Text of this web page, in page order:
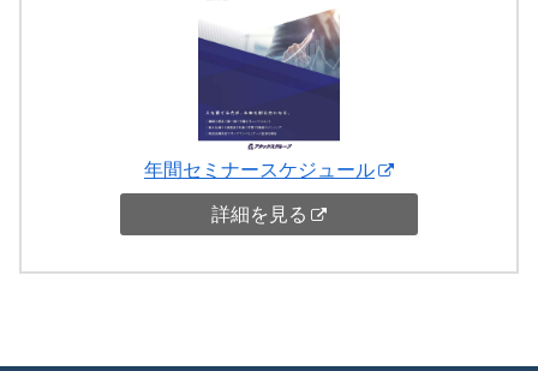
年間セミナースケジュール
詳細を見る